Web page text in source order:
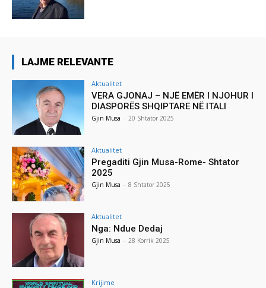
LAJME RELEVANTE
Aktualitet
VERA GJONAJ – NJË EMËR I NJOHUR I
DIASPORËS SHQIPTARE NË ITALI
Gjin Musa - 20 Shtator 2025
Aktualitet
Pregaditi Gjin Musa-Rome- Shtator
2025
Gjin Musa - 8 Shtator 2025
Aktualitet
Nga: Ndue Dedaj
Gjin Musa - 28 Korrik 2025
Krijime